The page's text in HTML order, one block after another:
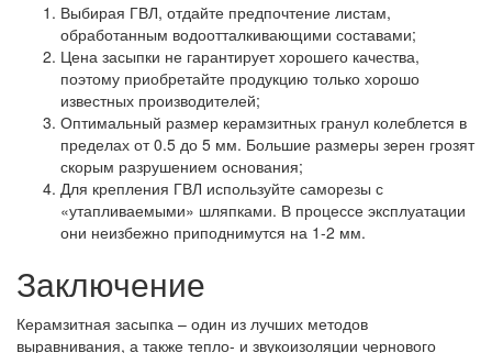
Выбирая ГВЛ, отдайте предпочтение листам,
обработанным водоотталкивающими составами;
Цена засыпки не гарантирует хорошего качества,
поэтому приобретайте продукцию только хорошо
известных производителей;
Оптимальный размер керамзитных гранул колеблется в
пределах от 0.5 до 5 мм. Большие размеры зерен грозят
скорым разрушением основания;
Для крепления ГВЛ используйте саморезы с
«утапливаемыми» шляпками. В процессе эксплуатации
они неизбежно приподнимутся на 1-2 мм.
Заключение
Керамзитная засыпка – один из лучших методов
выравнивания, а также тепло- и звукоизоляции чернового